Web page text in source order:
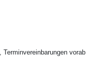
vorab